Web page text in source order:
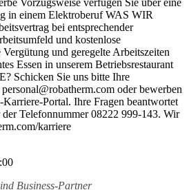
in einem Elektroberuf WAS WIR
bei entsprechender
und kostenlose
und geregelte Arbeitszeiten
Essen in unserem Betriebsrestaurant
Schicken Sie uns bitte Ihre
oder bewerben
Portal. Ihre Fragen beantwortet
der Telefonnummer 08222 999-143. Wir
karriere
Business-Partner